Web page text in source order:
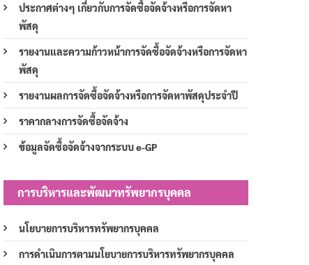
ประกาศต่างๆ เกี่ยวกับการจัดซื้อจัดจ้างหรือการจัดหา
พัสดุ
รายงานและความก้าวหน้าการจัดซื้อจัดจ้างหรือการจัดหา
พัสดุ
รายงานผลการจัดซื้อจัดจ้างหรือการจัดหาพัสดุประจำปี
ราคากลางการจัดซื้อจัดจ้าง
ข้อมูลจัดซื้อจัดจ้างจากระบบ e-GP
การบริหารและพัฒนาทรัพยากรบุคคล
นโยบายการบริหารทรัพยากรบุคคล
การดำเนินการตามนโยบายการบริหารทรัพยากรบุคคล